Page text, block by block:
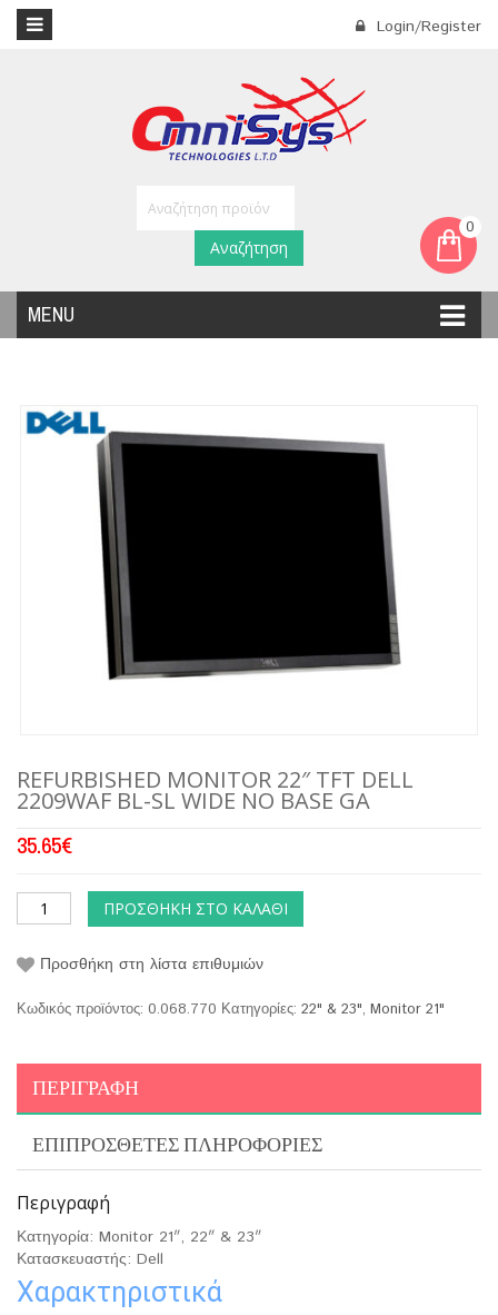
Login/Register
0
MENU
Αναζήτηση
REFURBISHED MONITOR 22″ TFT DELL
2209WAF BL-SL WIDE NO BASE GA
35.65€
ΠΡΟΣΘΉΚΗ ΣΤΟ ΚΑΛΆΘΙ
Προσθήκη στη λίστα επιθυμιών
Κωδικός προϊόντος: 0.068.770 Κατηγορίες: 22" & 23", Monitor 21"
ΠΕΡΙΓΡΑΦΉ
ΕΠΙΠΡΌΣΘΕΤΕΣ ΠΛΗΡΟΦΟΡΊΕΣ
Περιγραφή
Κατηγορία: Monitor 21″, 22″ & 23″
Κατασκευαστής: Dell
Χαρακτηριστικά